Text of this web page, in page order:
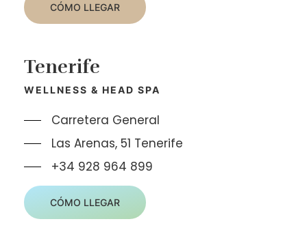
CÓMO LLEGAR
Tenerife
WELLNESS & HEAD SPA
Carretera General
Las Arenas, 51 Tenerife
+34 928 964 899
CÓMO LLEGAR